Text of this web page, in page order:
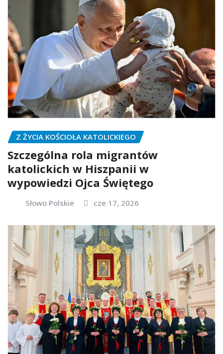
Z ŻYCIA KOŚCIOŁA KATOLICKIEGO
Szczególna rola migrantów
katolickich w Hiszpanii w
wypowiedzi Ojca Świętego
Słowo Polskie cze 17, 2026